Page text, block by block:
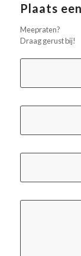
Plaats
Meepraten?
Draag gerust bij!